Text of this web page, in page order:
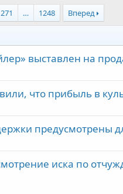
271 … 1248 Вперед
выставлен на
что прибыль в
предусмотрены
иска по